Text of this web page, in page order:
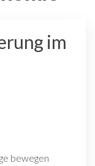
im
bewegen